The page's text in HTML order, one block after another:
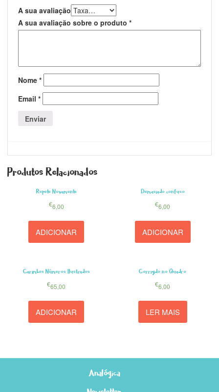
A sua avaliação
A sua avaliação sobre o produto *
Nome *
Email *
Produtos Relacionados
Repete Novamente
€6,00
ADICIONAR
Demasiado confuso
€6,00
ADICIONAR
Carimbos Números Ilustrados
€65,00
ADICIONAR
Corrigido no Quadro
€6,00
LER MAIS
Analógica